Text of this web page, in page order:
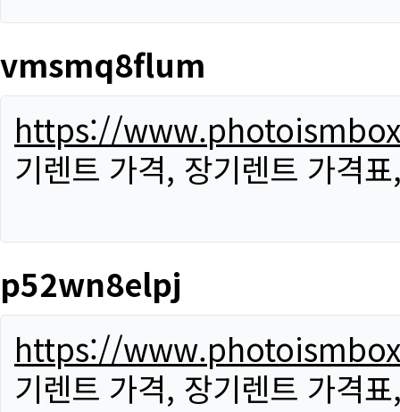
vmsmq8flum
https://
기렌트 가격, 장기렌트 가격
p52wn8elpj
https://
기렌트 가격, 장기렌트 가격